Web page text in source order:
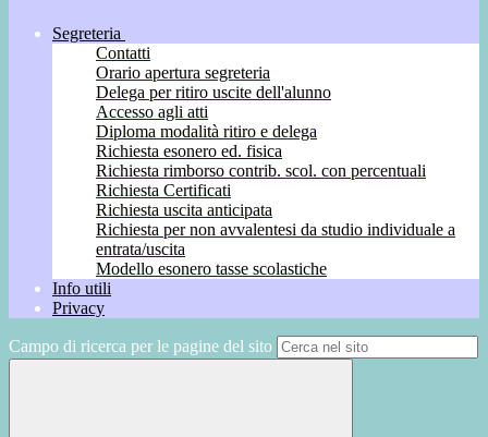
Segreteria
Contatti
Orario apertura segreteria
Delega per ritiro uscite dell'alunno
Accesso agli atti
Diploma modalità ritiro e delega
Richiesta esonero ed. fisica
Richiesta rimborso contrib. scol. con percentuali
Richiesta Certificati
Richiesta uscita anticipata
Richiesta per non avvalentesi da studio individuale a
entrata/uscita
Modello esonero tasse scolastiche
Info utili
Privacy
Campo di ricerca per le pagine del sito